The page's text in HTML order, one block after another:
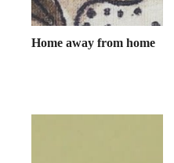
Home away from home